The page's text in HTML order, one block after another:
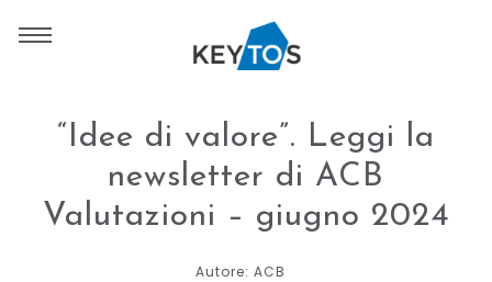
“Idee di valore”. Leggi la
newsletter di ACB
Valutazioni – giugno 2024
Autore: ACB